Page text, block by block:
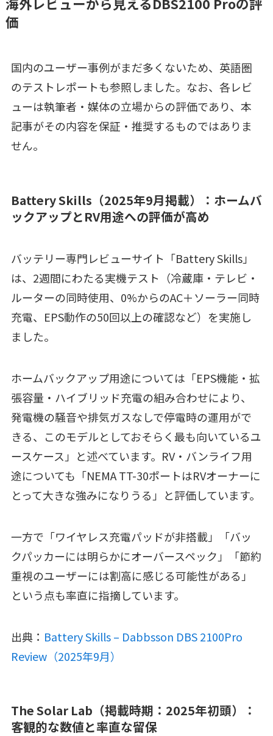
価
国内のユーザー事例がまだ多くないため、英語圏
のテストレポートも参照しました。なお、各レビ
ューは執筆者・媒体の立場からの評価であり、本
記事がその内容を保証・推奨するものではありま
せん。
Battery Skills（2025年9月掲載）：ホームバ
ックアップとRV用途への評価が高め
バッテリー専門レビューサイト「Battery Skills」
は、2週間にわたる実機テスト（冷蔵庫・テレビ・
ルーターの同時使用、0%からのAC＋ソーラー同時
充電、EPS動作の50回以上の確認など）を実施し
ました。
ホームバックアップ用途については「EPS機能・拡
張容量・ハイブリッド充電の組み合わせにより、
発電機の騒音や排気ガスなしで停電時の運用がで
きる、このモデルとしておそらく最も向いているユ
ースケース」と述べています。RV・バンライフ用
途についても「NEMA TT-30ポートはRVオーナーに
とって大きな強みになりうる」と評価しています。
一方で「ワイヤレス充電パッドが非搭載」「バッ
クパッカーには明らかにオーバースペック」「節約
重視のユーザーには割高に感じる可能性がある」
という点も率直に指摘しています。
出典： Battery Skills – Dabbsson DBS 2100Pro
Review（2025年9月）
The Solar Lab（掲載時期：2025年初頭）：
客観的な数値と率直な留保